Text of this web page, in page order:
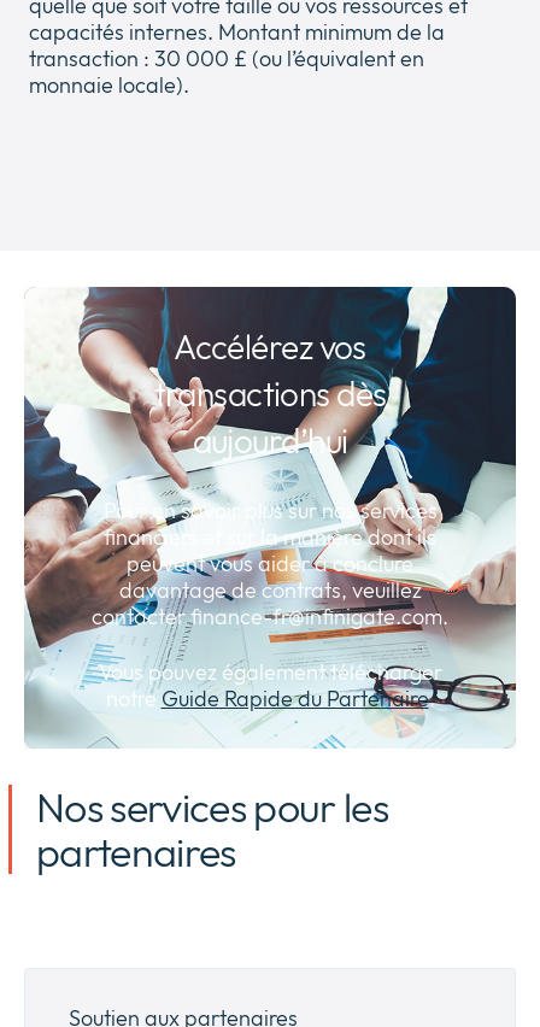
capacités internes. Montant minimum de la
transaction : 30 000 £ (ou l’équivalent en
monnaie locale).
Accélérez vos
transactions dès
aujourd’hui
Pour en savoir plus sur nos services
financiers et sur la manière dont ils
peuvent vous aider à conclure
davantage de contrats, veuillez
contacterfinance-fr@infinigate.com.
Vous pouvez également télécharger
notre Guide Rapide du Partenaire.
Nos services pour les
partenaires
Soutien aux partenaires